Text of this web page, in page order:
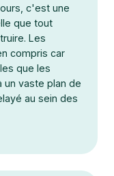
c'est une
que tout
Les
compris car
que les
vaste plan de
au sein des